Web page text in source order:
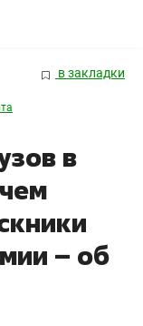
в закладки
в
– об